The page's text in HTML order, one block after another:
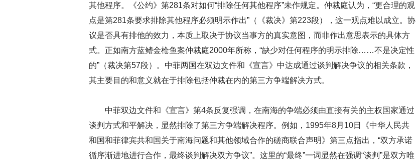
其他程序。《公约》第281条对如何“排除任何其他程序”未作规定。仲裁庭认为，“更合理的观
点是第281条要求排除其他程序必须明示作出”（《裁决》第223段），这一观点难以成立。协
议是否具有排他的效力，本质上取决于协议当事方的真实意图，而非作出意思表示的具体方
式。正如南方蓝鳍金枪鱼案仲裁庭2000年所称，“缺少对任何程序的明示排除……不是决定性
的”（裁决第57段）。中菲两国在双边文件和《宣言》中达成通过谈判解决争议的相关条款，
其主要目的和意义就在于排除包括仲裁在内的第三方争端解决方式。
中菲双边文件和《宣言》第4条反复强调，在南海的争端必须由直接有关的主权国家通过
谈判方式和平解决，显然排除了第三方争端解决程序。例如，1995年8月10日《中华人民共
和国和菲律宾共和国关于南海问题和其他领域合作的磋商联合声明》第三点指出，“双方承诺
循序渐进地进行合作，最终谈判解决双方争议”。这里的“最终”一词显然在强调“谈判”是双方唯